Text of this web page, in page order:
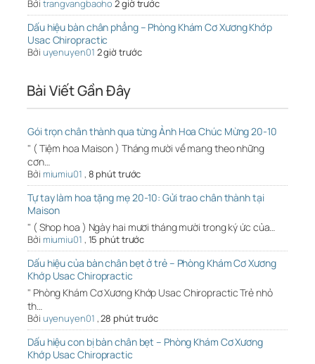
Bởi trangvangbaoho 2 giờ trước
Dấu hiệu bàn chân phẳng – Phòng Khám Cơ Xương Khớp
Usac Chiropractic
Bởi uyenuyen01 2 giờ trước
Bài Viết Gần Đây
Gói trọn chân thành qua từng Ảnh Hoa Chúc Mừng 20-10
" ( Tiệm hoa Maison ) Tháng mười về mang theo những
cơn…
Bởi miumiu01 , 8 phút trước
Tự tay làm hoa tặng mẹ 20-10: Gửi trao chân thành tại
Maison
" ( Shop hoa ) Ngày hai mươi tháng mười trong ký ức của…
Bởi miumiu01 , 15 phút trước
Dấu hiệu của bàn chân bẹt ở trẻ – Phòng Khám Cơ Xương
Khớp Usac Chiropractic
" Phòng Khám Cơ Xương Khớp Usac Chiropractic Trẻ nhỏ
th…
Bởi uyenuyen01 ,28 phút trước
Dấu hiệu con bị bàn chân bẹt – Phòng Khám Cơ Xương
Khớp Usac Chiropractic